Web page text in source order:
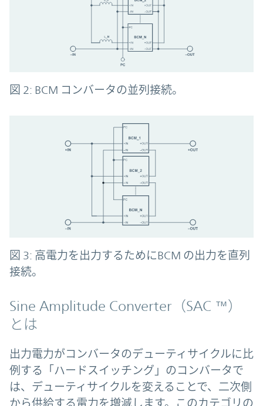
図 2: BCM コンバータの並列接続。
図 3: 高電力を出力するためにBCM の出力を直列
接続。
Sine Amplitude Converter（SAC ™）
とは
出力電力がコンバータのデューティサイクルに比
例する「ハードスイッチング」のコンバータで
は、デューティサイクルを変えることで、二次側
から供給する電力を増減します。このカテゴリの